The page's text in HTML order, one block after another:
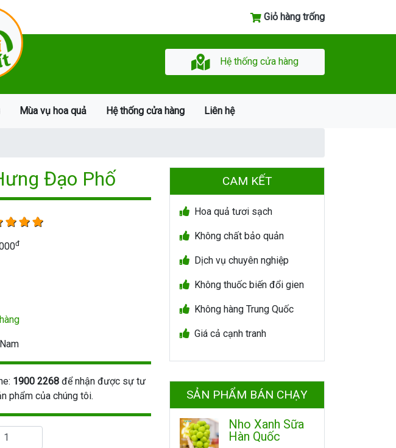
Giỏ hàng trống
Hệ thống cửa hàng
Mùa vụ hoa quả Hệ thống cửa hàng Liên hệ
Đạo Phố
đ
1900 2268để nhận được sự tư
phẩm của chúng tôi.
CAM KẾT
Hoa quả tươi sạch
Không chất bảo quản
Dịch vụ chuyên nghiệp
Không thuốc biến đổi gien
Không hàng Trung Quốc
Giá cả cạnh tranh
SẢN PHẨM BÁN CHẠY
Nho Xanh Sữa
Hàn Quốc